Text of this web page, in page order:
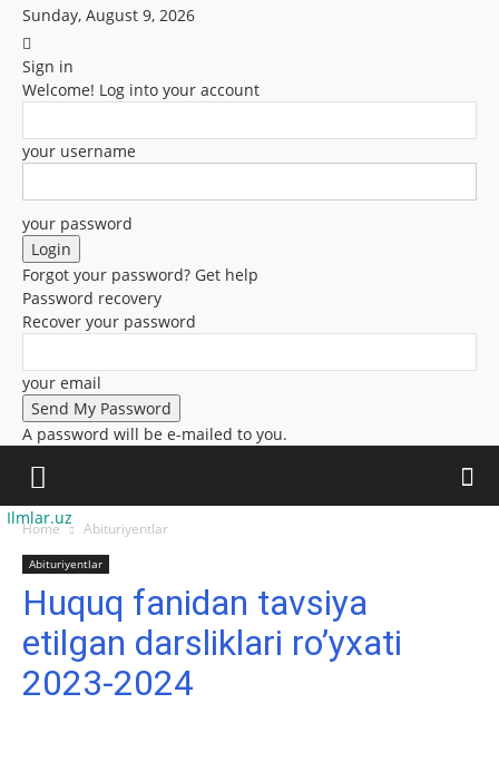
Sunday, August 9, 2026
Sign in
Welcome! Log into your account
your username
your password
Forgot your password? Get help
Password recovery
Recover your password
your email
A password will be e-mailed to you.
Ilmlar.uz
Home Abituriyentlar
Abituriyentlar
Huquq fanidan tavsiya
etilgan darsliklari ro’yxati
2023-2024